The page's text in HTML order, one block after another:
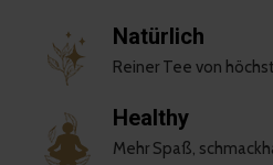
Natürlich
Reiner Tee von
Healthy
Mehr Spaß,